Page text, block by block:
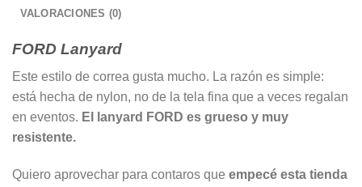
VALORACIONES (0)
FORD Lanyard
Este estilo de correa gusta mucho. La razón es simple:
está hecha de nylon, no de la tela fina que a veces regalan
en eventos. El lanyard FORD es grueso y muy
resistente.
Quiero aprovechar para contaros que empecé esta tienda